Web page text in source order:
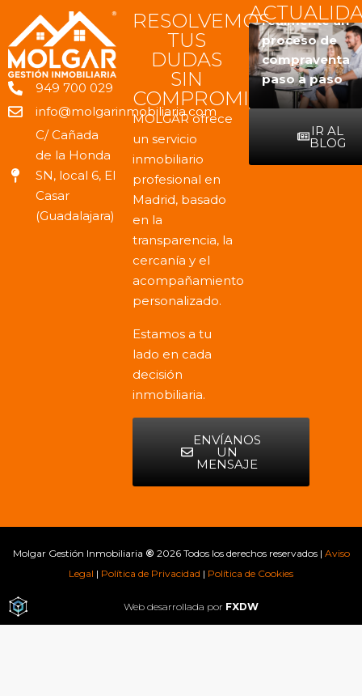
949 700 029
info@molgarinmobiliaria.com
C/ Cañada
de la Honda
SN, local 6, El
Casar
(Guadalajara)
RESOLVEMOS
TUS
DUDAS
SIN
COMPROMISO
MOLGAR ofrece
un servicio
inmobiliario
profesional en
Madrid, basado
en la
transparencia, la
cercanía y el
acompañamiento
personalizado.
Estamos a tu
lado en cada
decisión
inmobiliaria.
ENVÍANOS
UN
MENSAJE
cuenta antes
de vender
una vivienda
en Madrid
conviene
hacerse
estas
preguntas
realmente un
proceso de
compraventa
paso a paso
IR AL
BLOG
Molgar Gestión Inmobiliaria © 2026 Todos los derechos reservados | Aviso
Legal | Política de Privacidad | Política de Cookies
Web desarrollada por FXDW